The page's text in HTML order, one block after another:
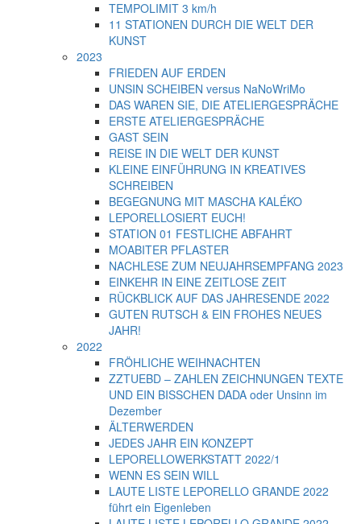
TEMPOLIMIT 3 km/h
11 STATIONEN DURCH DIE WELT DER
KUNST
2023
FRIEDEN AUF ERDEN
UNSIN SCHEIBEN versus NaNoWriMo
DAS WAREN SIE, DIE ATELIERGESPRÄCHE
ERSTE ATELIERGESPRÄCHE
GAST SEIN
REISE IN DIE WELT DER KUNST
KLEINE EINFÜHRUNG IN KREATIVES
SCHREIBEN
BEGEGNUNG MIT MASCHA KALÉKO
LEPORELLOSIERT EUCH!
STATION 01 FESTLICHE ABFAHRT
MOABITER PFLASTER
NACHLESE ZUM NEUJAHRSEMPFANG 2023
EINKEHR IN EINE ZEITLOSE ZEIT
RÜCKBLICK AUF DAS JAHRESENDE 2022
GUTEN RUTSCH & EIN FROHES NEUES
JAHR!
2022
FRÖHLICHE WEIHNACHTEN
ZZTUEBD – ZAHLEN ZEICHNUNGEN TEXTE
UND EIN BISSCHEN DADA oder Unsinn im
Dezember
ÄLTERWERDEN
JEDES JAHR EIN KONZEPT
LEPORELLOWERKSTATT 2022/1
WENN ES SEIN WILL
LAUTE LISTE LEPORELLO GRANDE 2022
führt ein Eigenleben